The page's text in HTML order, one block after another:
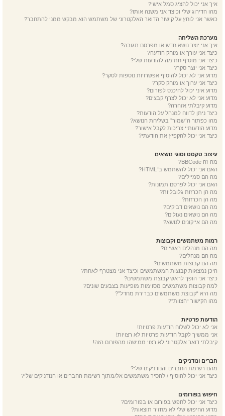
איך אני יכול להציג סמל אישי?
מהו הדירוג שלי וכיצד אני משנה אותו?
כאשר אני לוחץ על קישור הדואר האלקטרוני של משתמש הוא מבקש ממני להתחבר?
מערכת השליחה
איך אני יוצר נושא חדש או מפרסם תגובה?
כיצד אני עורך או מוחק הודעה?
כיצד אני מוסיף חתימה להודעות שלי?
כיצד אני יוצר סקר?
מדוע אני לא יכול להוסיף אפשרויות נוספות לסקר?
כיצד אני ערוך או מוחק סקר?
מדוע איני יכול להיכנס לפורום?
מדוע אני לא יכול לצרף קבצים?
מדוע קיבלתי אזהרה?
כיצד ניתן לדווח למנהל על הודעות?
מהו כפתור ה“שמור” בשליחת הנושא?
מדוע הודעותיי צריכות לקבל אישור?
כיצד אני יכול להקפיץ את הודעתי?
עיצוב טקסט וסוגי נושאים
מה זה BBCode?
האם אני יכול להשתמש ב־HTML?
מה הם סמיילים?
האם אני יכול לפרסם תמונות?
מה הן הכרזות גלובליות?
מה הן הכרזות?
מה הם נושאים דביקים?
מה הם נושאים נעולים?
מה הם אייקונים לנושא?
רמות משתמשים וקבוצות
מה הם מנהלים ראשיים?
מה הם מנהלים?
מה הם קבוצות משתמשים?
היכן נמצאות קבוצות המשתמשים וכיצד אני מצטרף לאחת?
כיצד אני הופך לראש קבוצת משתמשים?
למה קבוצות משתמשים מסוימות מופיעות בצבעים שונים?
מה היא “קבוצת משתמשים כברירת מחדל”?
מהו הקישור “הצוות”?
הודעות פרטיות
אני לא יכול לשלוח הודעות פרטיות!
אני ממשיך לקבל הודעות פרטיות לא רצויות!
קיבלתי דואר אלקטרוני לא רצוי ממישהו מהפורום הזה!
חברים ונודניקים
מהם רשימת החברים והנודניקים שלי?
כיצד אני יכול להוסיף / להסיר משתמשים אל/מתוך רשימת החברים או הנודניקים שלי?
חיפוש בפורומים
כיצד אני יכול לחפש בפורום או בפורומים?
מדוע החיפוש שלי לא מחזיר תוצאות?